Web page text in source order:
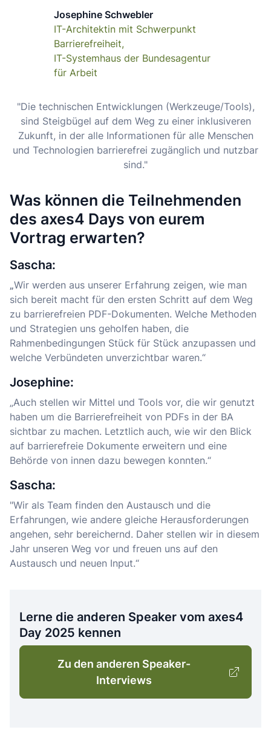
Josephine Schwebler
IT-Architektin mit Schwerpunkt
Barrierefreiheit,
IT-Systemhaus der Bundesagentur
für Arbeit
"Die technischen Entwicklungen (Werkzeuge/Tools),
sind Steigbügel auf dem Weg zu einer inklusiveren
Zukunft, in der alle Informationen für alle Menschen
und Technologien barrierefrei zugänglich und nutzbar
sind."
Was können die Teilnehmenden
des axes4 Days von eurem
Vortrag erwarten?
Sascha:
„Wir werden aus unserer Erfahrung zeigen, wie man
sich bereit macht für den ersten Schritt auf dem Weg
zu barrierefreien PDF-Dokumenten. Welche Methoden
und Strategien uns geholfen haben, die
Rahmenbedingungen Stück für Stück anzupassen und
welche Verbündeten unverzichtbar waren.“
Josephine:
„Auch stellen wir Mittel und Tools vor, die wir genutzt
haben um die Barrierefreiheit von PDFs in der BA
sichtbar zu machen. Letztlich auch, wie wir den Blick
auf barrierefreie Dokumente erweitern und eine
Behörde von innen dazu bewegen konnten.“
Sascha:
"Wir als Team finden den Austausch und die
Erfahrungen, wie andere gleiche Herausforderungen
angehen, sehr bereichernd. Daher stellen wir in diesem
Jahr unseren Weg vor und freuen uns auf den
Austausch und neuen Input.“
Lerne die anderen Speaker vom axes4
Day 2025 kennen
Zu den anderen Speaker-
Interviews